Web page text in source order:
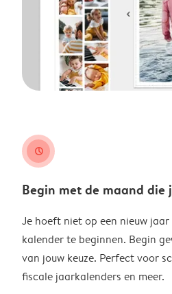
clock
Begin met de maand die
Je hoeft niet op een nieuw
kalender te beginnen. Begin
van jouw keuze. Perfect voor
fiscale jaarkalenders en meer.